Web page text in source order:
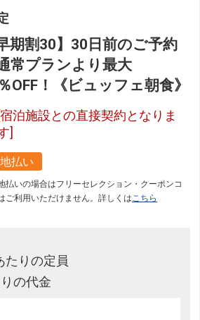
早期割30】30日前のご予約
常プランより最大
OFF！《ビュッフェ朝食》
泊施設との直接契約となりま
]
払い
払いの場合はフリーセレクション・クーポンコ
ご利用いただけません。詳しくは こちら
たりの定員
の代金